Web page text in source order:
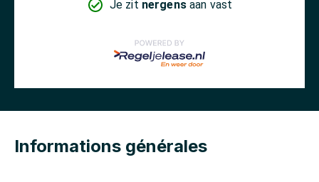
Informations générales